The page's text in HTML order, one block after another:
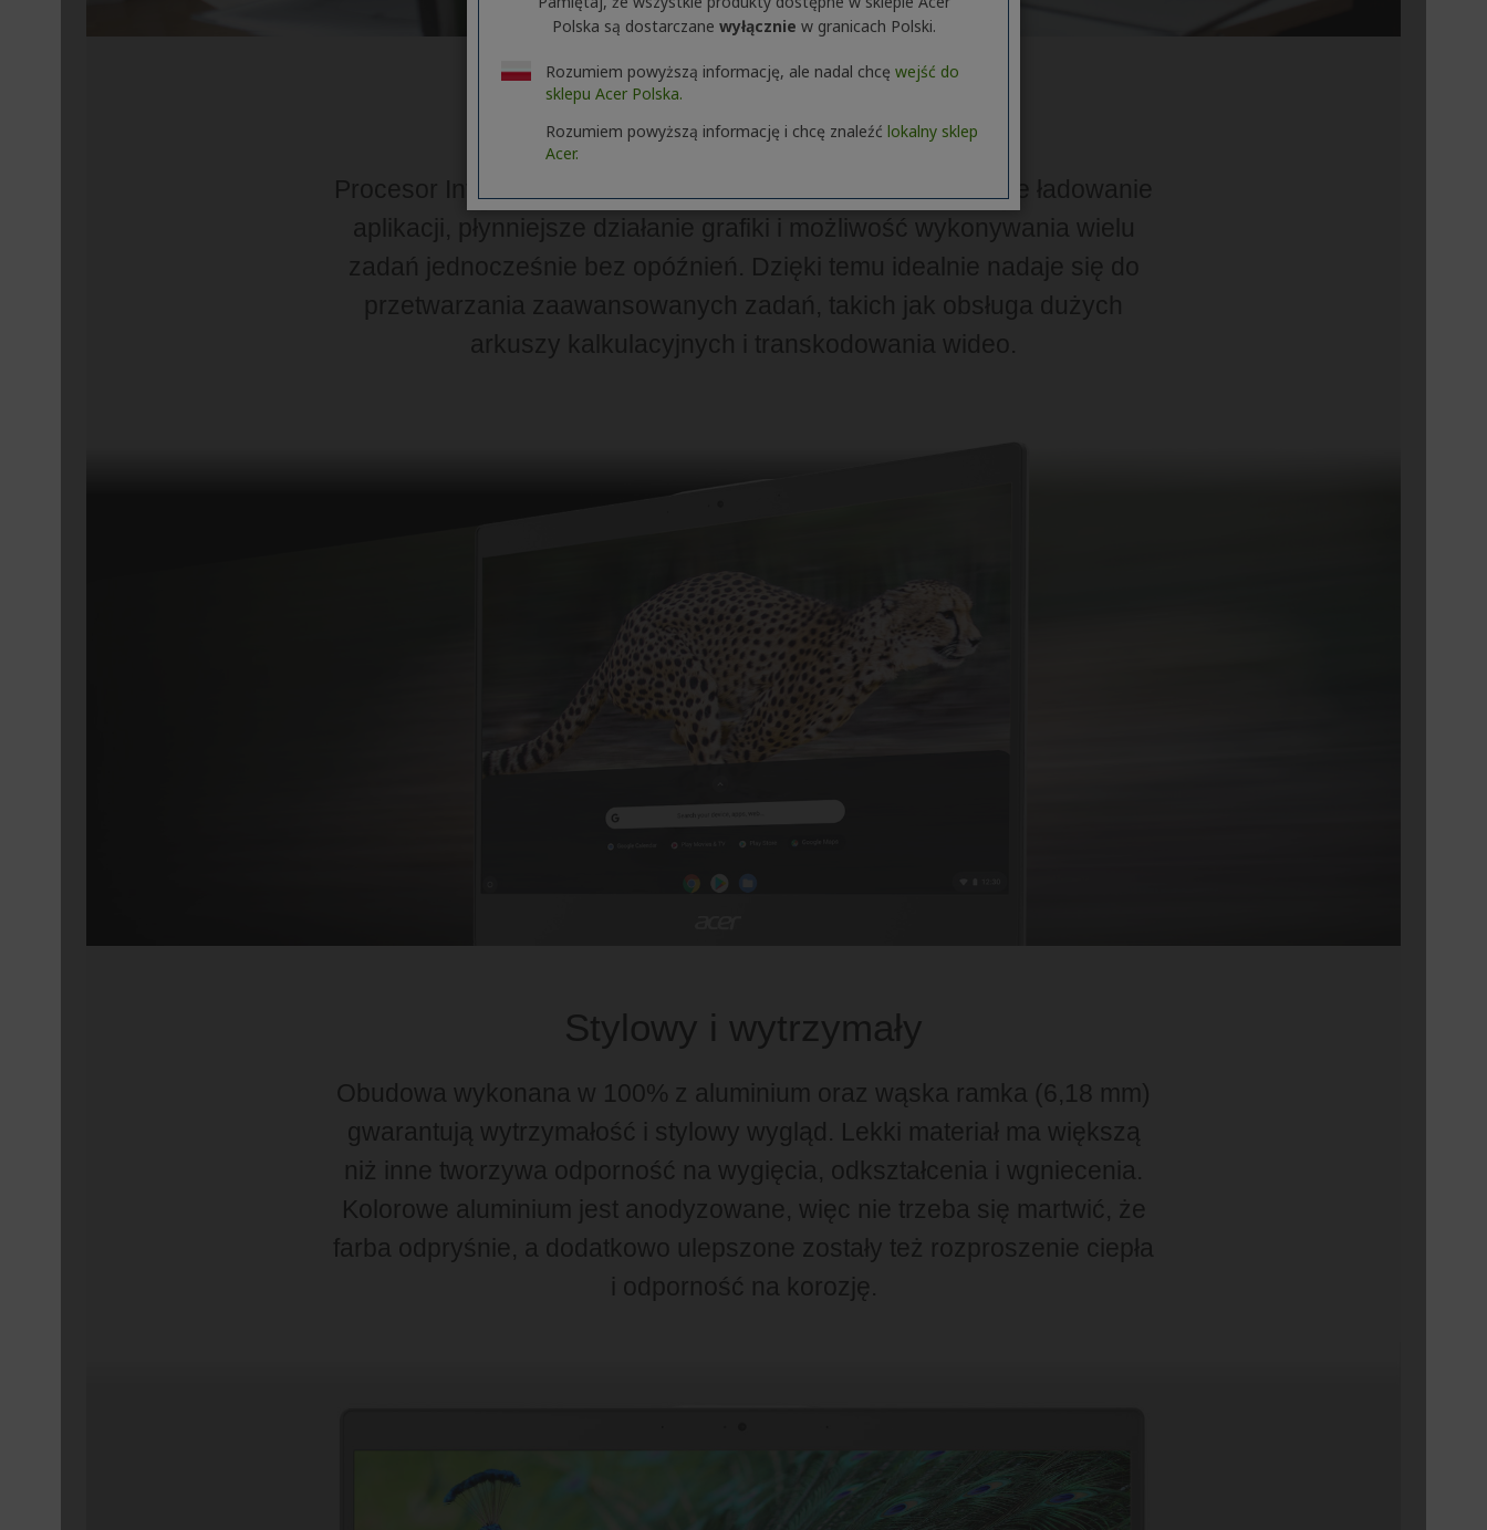
Polska są dostarczane wyłącznie w granicach Polski.
Rozumiem powyższą informację, ale nadal chcę wejść do
sklepu Acer Polska.
Rozumiem powyższą informację i chcę znaleźć lokalny sklep
Acer.